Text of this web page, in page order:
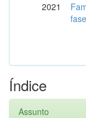
2021
Índice
Assunto